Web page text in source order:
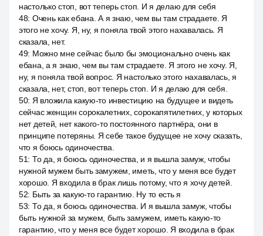
настолько стоп, вот теперь стоп. И я делаю для себя
48: Очень как ебана. А я знаю, чем вы там страдаете. Я
этого не хочу. Я, ну, я поняла твой этого нахавалась. Я
сказала, нет.
49: Можно мне сейчас было бы эмоционально очень как
ебана, а я знаю, чем вы там страдаете. Я этого не хочу. Я,
ну, я поняла твой вопрос. Я настолько этого нахавалась, я
сказала, нет, стоп, вот теперь стоп. И я делаю для себя.
50: Я вложила какую-то инвестицию на будущее и видеть
сейчас женщин сорокалетних, сорокапятилетних, у которых
нет детей, нет какого-то постоянного партнёра, они в
принципе потеряны. Я себе такое будущее не хочу сказать,
что я боюсь одиночества.
51: То да, я боюсь одиночества, и я вышла замуж, чтобы
нужной мужем быть замужем, иметь, что у меня все будет
хорошо. Я входила в брак лишь потому, что я хочу детей.
52: Быть за какую-то гарантию. Ну то есть я
53: То да, я боюсь одиночества. И я вышла замуж, чтобы
быть нужной за мужем, быть замужем, иметь какую-то
гарантию, что у меня все будет хорошо. Я входила в брак